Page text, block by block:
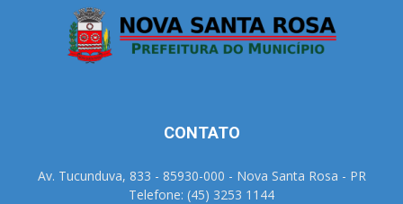
CONTATO
Av. Tucunduva, 833 - 85930-000 - Nova Santa Rosa - PR
Telefone: (45) 3253 1144